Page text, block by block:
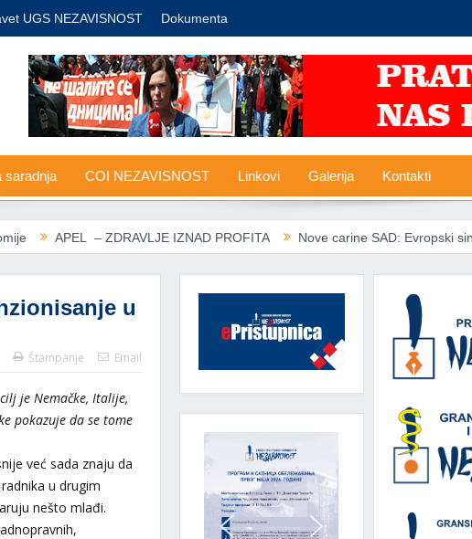
UGS NEZAVISNOST Dokumenta
saradnja COI NEZAVISNOST Linkovi Galerija Kontakti
– ZDRAVLJE IZNAD PROFITA Nove carine SAD: Evropski sindikati traže
u
Štampanje Email
je Nemačke, Italije,
pokazuje da se tome
već sada znaju da
u drugim
nešto mlađi.